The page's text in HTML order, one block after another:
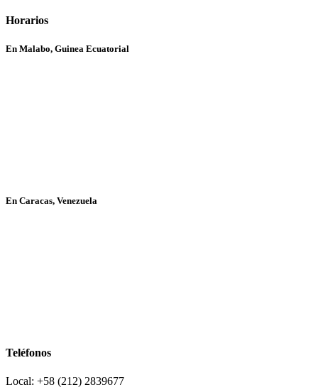
Horarios
En Malabo, Guinea Ecuatorial
En Caracas, Venezuela
Teléfonos
Local: +58 (212) 2839677